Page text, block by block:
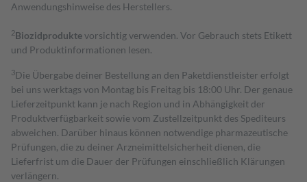
Anwendungshinweise des Herstellers.
2Biozidproduktevorsichtig verwenden. Vor Gebrauch stets Etikett
und Produktinformationen lesen.
3Die Übergabe deiner Bestellung an den Paketdienstleister erfolgt
bei uns werktags von Montag bis Freitag bis 18:00 Uhr. Der genaue
Lieferzeitpunkt kann je nach Region und in Abhängigkeit der
Produktverfügbarkeit sowie vom Zustellzeitpunkt des Spediteurs
abweichen. Darüber hinaus können notwendige pharmazeutische
Prüfungen, die zu deiner Arzneimittelsicherheit dienen, die
Lieferfrist um die Dauer der Prüfungen einschließlich Klärungen
verlängern.